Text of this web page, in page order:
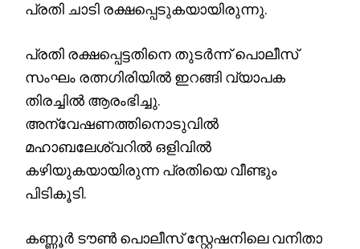
പ്രതി ചാടി രക്ഷപ്പെടുകയായിരുന്നു.
പ്രതി രക്ഷപ്പെട്ടതിനെ തുടർന്ന് പൊലീസ്
സംഘം രത്നഗിരിയിൽ ഇറങ്ങി വ്യാപക
തിരച്ചിൽ ആരംഭിച്ചു.
അന്വേഷണത്തിനൊടുവിൽ
മഹാബലേശ്വറിൽ ഒളിവിൽ
കഴിയുകയായിരുന്ന പ്രതിയെ വീണ്ടും
പിടികൂടി.
കണ്ണൂർ ടൗൺ പൊലീസ് സ്റ്റേഷനിലെ വനിതാ